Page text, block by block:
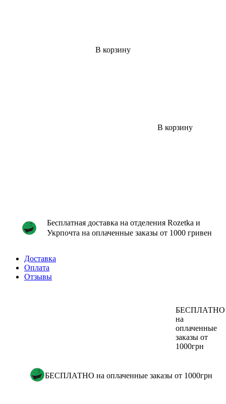
В корзину
В корзину
Бесплатная доставка на отделения Rozetka и
Укрпочта на оплаченные заказы от 1000 гривен
Доставка
Оплата
Отзывы
БЕСПЛАТНО
на
оплаченные
заказы от
1000грн
БЕСПЛАТНО на оплаченные заказы от 1000грн